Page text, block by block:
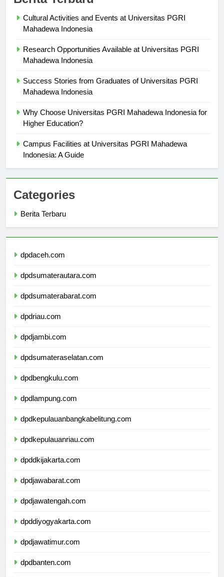
Cultural Activities and Events at Universitas PGRI
Mahadewa Indonesia
Research Opportunities Available at Universitas PGRI
Mahadewa Indonesia
Success Stories from Graduates of Universitas PGRI
Mahadewa Indonesia
Why Choose Universitas PGRI Mahadewa Indonesia for
Higher Education?
Campus Facilities at Universitas PGRI Mahadewa
Indonesia: A Guide
Categories
Berita Terbaru
dpdaceh.com
dpdsumaterautara.com
dpdsumaterabarat.com
dpdriau.com
dpdjambi.com
dpdsumateraselatan.com
dpdbengkulu.com
dpdlampung.com
dpdkepulauanbangkabelitung.com
dpdkepulauanriau.com
dpddkijakarta.com
dpdjawabarat.com
dpdjawatengah.com
dpddiyogyakarta.com
dpdjawatimur.com
dpdbanten.com